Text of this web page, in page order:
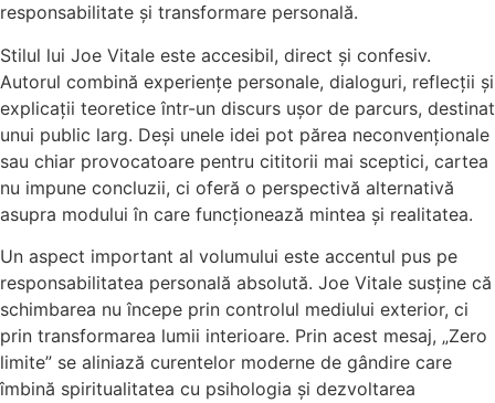
responsabilitate și transformare personală.
Stilul lui Joe Vitale este accesibil, direct și confesiv.
Autorul combină experiențe personale, dialoguri, reflecții și
explicații teoretice într-un discurs ușor de parcurs, destinat
unui public larg. Deși unele idei pot părea neconvenționale
sau chiar provocatoare pentru cititorii mai sceptici, cartea
nu impune concluzii, ci oferă o perspectivă alternativă
asupra modului în care funcționează mintea și realitatea.
Un aspect important al volumului este accentul pus pe
responsabilitatea personală absolută. Joe Vitale susține că
schimbarea nu începe prin controlul mediului exterior, ci
prin transformarea lumii interioare. Prin acest mesaj, „Zero
limite” se aliniază curentelor moderne de gândire care
îmbină spiritualitatea cu psihologia și dezvoltarea